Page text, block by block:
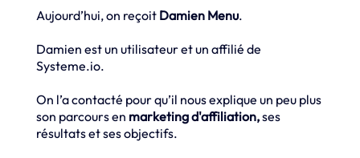
Aujourd’hui, on reçoit Damien Menu.
Damien est un utilisateur et un affilié de
Systeme.io.
On l’a contacté pour qu’il nous explique un peu plus
son parcours en marketing d'affiliation,ses
résultats et ses objectifs.